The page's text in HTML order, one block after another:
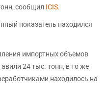
сообщил ICIS.
показатель находился
импортных объемов
24 тыс. тонн, в то же
находилось на